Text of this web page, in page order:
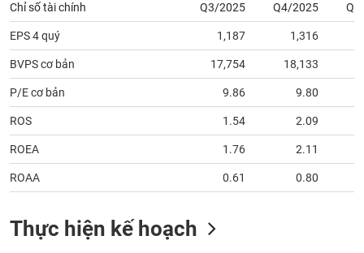
Chỉ số tài chính Q3/2025 Q4/2025
EPS 4 quý 1,187 1,316
BVPS cơ bản 17,754 18,133
P/E cơ bản 9.86 9.80
ROS 1.54 2.09
ROEA 1.76 2.11
ROAA 0.61 0.80
Thực hiện kế hoạch